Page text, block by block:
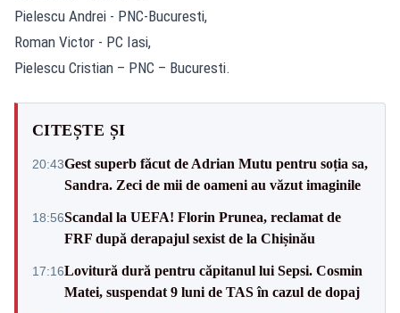
Pielescu Andrei - PNC-Bucuresti,
Roman Victor - PC Iasi,
Pielescu Cristian – PNC – Bucuresti.
CITEȘTE ȘI
20:43Gest superb făcut de Adrian Mutu pentru soția sa,
Sandra. Zeci de mii de oameni au văzut imaginile
18:56Scandal la UEFA! Florin Prunea, reclamat de
FRF după derapajul sexist de la Chișinău
17:16Lovitură dură pentru căpitanul lui Sepsi. Cosmin
Matei, suspendat 9 luni de TAS în cazul de dopaj